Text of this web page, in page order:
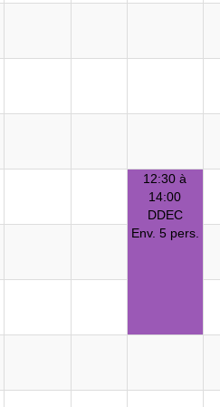
12:30 à
14:00
DDEC
Env. 5 pers.